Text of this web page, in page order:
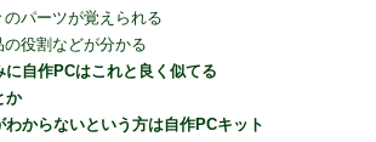
のパーツが覚えられる
の役割などが分かる
に自作PCはこれと良く似てる
か
わからないという方は自作PCキット